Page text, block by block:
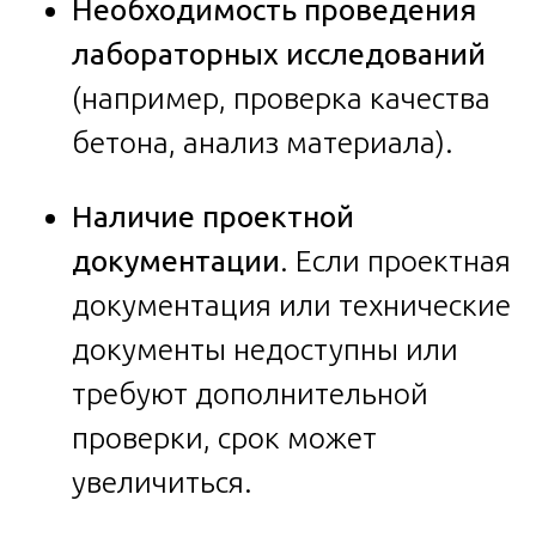
Необходимость проведения
лабораторных исследований
(например, проверка качества
бетона, анализ материала).
Наличие проектной
документации. Если проектная
документация или технические
документы недоступны или
требуют дополнительной
проверки, срок может
увеличиться.